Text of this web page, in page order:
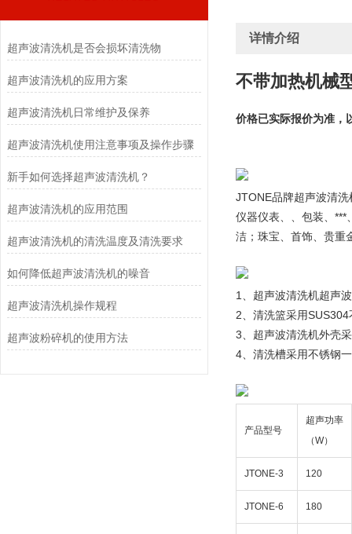
超声波清洗机是否会损坏清洗物
超声波清洗机的应用方案
超声波清洗机日常维护及保养
超声波清洗机使用注意事项及操作步骤
新手如何选择超声波清洗机？
超声波清洗机的应用范围
超声波清洗机的清洗温度及清洗要求
如何降低超声波清洗机的噪音
超声波清洗机操作规程
超声波粉碎机的使用方法
详情介绍
不带加热机械
价格已实际报价为准，
JTONE品牌超声波清
仪器仪表、、包装、***
洁；珠宝、首饰、贵重
1、超声波清洗机超声
2、清洗篮采用
3、超声波清洗机外壳
4、清洗槽采用不锈钢
产品型号
超声功率
（W）
JTONE-3 120
JTONE-6 180